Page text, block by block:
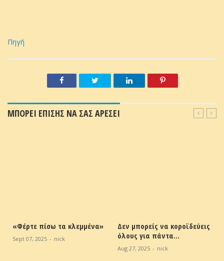
Πηγή
ΜΠΟΡΕΙ ΕΠΙΣΗΣ ΝΑ ΣΑΣ ΑΡΕΣΕΙ
«Φέρτε πίσω τα κλεμμένα»
Sept 07, 2025 - nick
Δεν μπορείς να κοροϊδεύεις
όλους για πάντα…
Aug 27, 2025 - nick